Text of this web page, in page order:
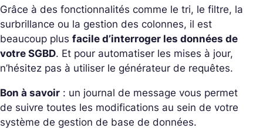
Grâce à des fonctionnalités comme le tri, le filtre, la
surbrillance ou la gestion des colonnes, il est
beaucoup plus facile d’interroger les données de
votre SGBD. Et pour automatiser les mises à jour,
n’hésitez pas à utiliser le générateur de requêtes.
Bon à savoir : un journal de message vous permet
de suivre toutes les modifications au sein de votre
système de gestion de base de données.